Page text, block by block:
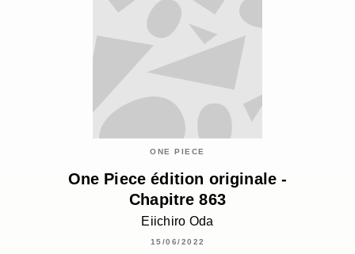
ONE PIECE
One Piece édition originale -
Chapitre 863
Eiichiro Oda
15/06/2022